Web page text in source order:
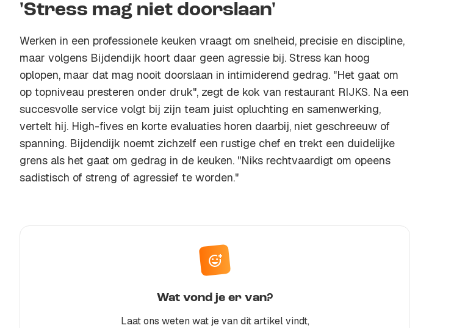
'Stress mag niet doorslaan'
Werken in een professionele keuken vraagt om snelheid, precisie en discipline,
maar volgens Bijdendijk hoort daar geen agressie bij. Stress kan hoog
oplopen, maar dat mag nooit doorslaan in intimiderend gedrag. "Het gaat om
op topniveau presteren onder druk", zegt de kok van restaurant RIJKS. Na een
succesvolle service volgt bij zijn team juist opluchting en samenwerking,
vertelt hij. High-fives en korte evaluaties horen daarbij, niet geschreeuw of
spanning. Bijdendijk noemt zichzelf een rustige chef en trekt een duidelijke
grens als het gaat om gedrag in de keuken. "Niks rechtvaardigt om opeens
sadistisch of streng of agressief te worden."
Wat vond je er van?
Laat ons weten wat je van dit artikel vindt,